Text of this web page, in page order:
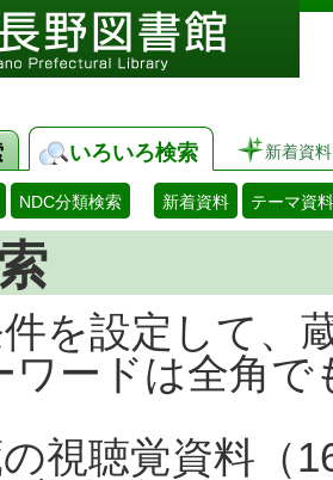
いろいろ検索 新着資料
NDC分類検索 新着資料 テーマ資料
を設定して、
ワードは全角
視聴覚資料（